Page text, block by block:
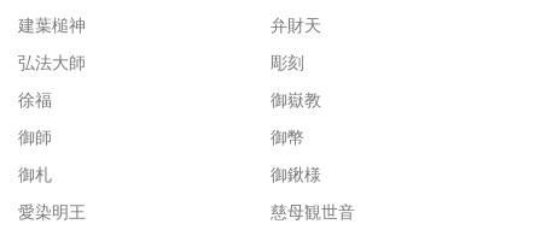
建葉槌神
弁財天
弘法大師
彫刻
徐福
御嶽教
御師
御幣
御札
御鍬様
愛染明王
慈母観世音